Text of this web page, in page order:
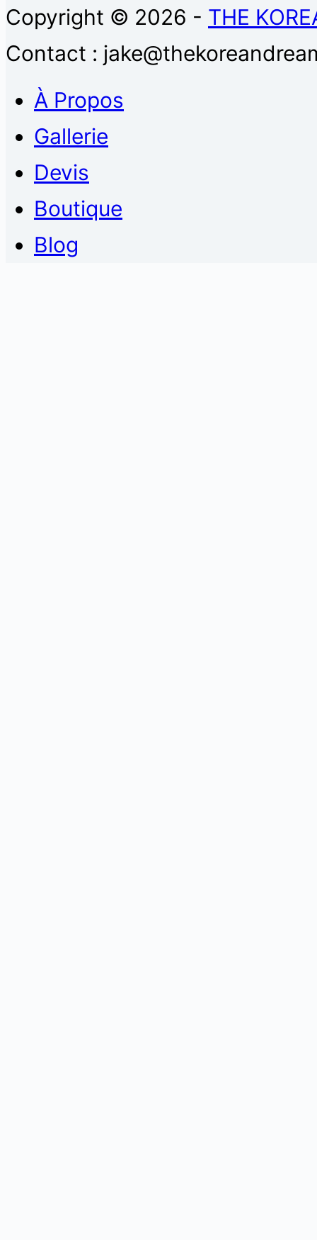
Copyright © 2026 - THE
Contact :
À Propos
Gallerie
Devis
Boutique
Blog